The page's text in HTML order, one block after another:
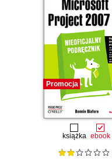
Promocja
książka ebook